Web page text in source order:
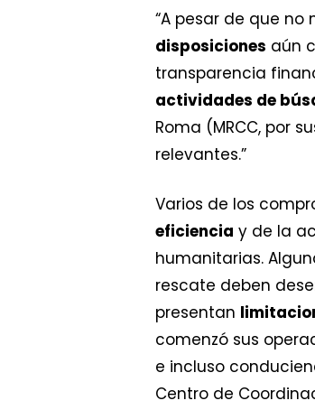
“A pesar de que
disposiciones aún
transparencia
actividades de
Roma (MRCC, por
relevantes.”
Varios de los
eficiencia y de la
humanitarias.
rescate deben
presentan
comenzó sus
e incluso
Centro de